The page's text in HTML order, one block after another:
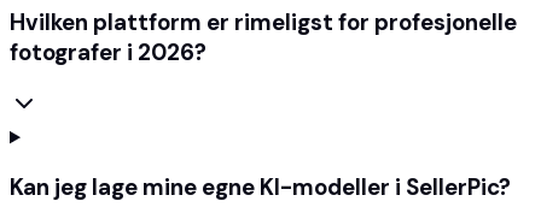
Hvilken plattform er rimeligst for profesjonelle
fotografer i 2026?
Kan jeg lage mine egne KI-modeller i SellerPic?